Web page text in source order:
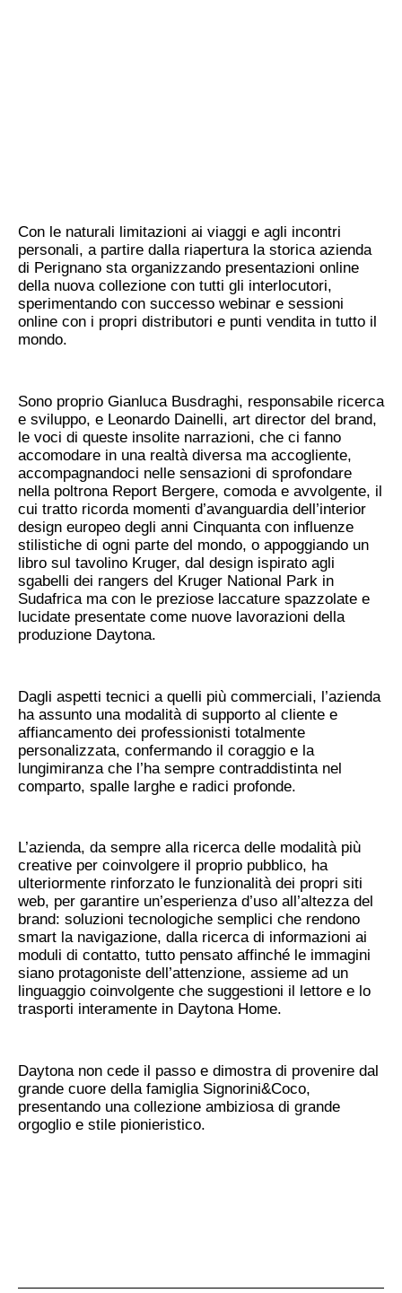
Con le naturali limitazioni ai viaggi e agli incontri
personali, a partire dalla riapertura la storica azienda
di Perignano sta organizzando presentazioni online
della nuova collezione con tutti gli interlocutori,
sperimentando con successo webinar e sessioni
online con i propri distributori e punti vendita in tutto il
mondo.
Sono proprio Gianluca Busdraghi, responsabile ricerca
e sviluppo, e Leonardo Dainelli, art director del brand,
le voci di queste insolite narrazioni, che ci fanno
accomodare in una realtà diversa ma accogliente,
accompagnandoci nelle sensazioni di sprofondare
nella poltrona Report Bergere, comoda e avvolgente, il
cui tratto ricorda momenti d’avanguardia dell’interior
design europeo degli anni Cinquanta con influenze
stilistiche di ogni parte del mondo, o appoggiando un
libro sul tavolino Kruger, dal design ispirato agli
sgabelli dei rangers del Kruger National Park in
Sudafrica ma con le preziose laccature spazzolate e
lucidate presentate come nuove lavorazioni della
produzione Daytona.
Dagli aspetti tecnici a quelli più commerciali, l’azienda
ha assunto una modalità di supporto al cliente e
affiancamento dei professionisti totalmente
personalizzata, confermando il coraggio e la
lungimiranza che l’ha sempre contraddistinta nel
comparto, spalle larghe e radici profonde.
L’azienda, da sempre alla ricerca delle modalità più
creative per coinvolgere il proprio pubblico, ha
ulteriormente rinforzato le funzionalità dei propri siti
web, per garantire un’esperienza d’uso all’altezza del
brand: soluzioni tecnologiche semplici che rendono
smart la navigazione, dalla ricerca di informazioni ai
moduli di contatto, tutto pensato affinché le immagini
siano protagoniste dell’attenzione, assieme ad un
linguaggio coinvolgente che suggestioni il lettore e lo
trasporti interamente in Daytona Home.
Daytona non cede il passo e dimostra di provenire dal
grande cuore della famiglia Signorini&Coco,
presentando una collezione ambiziosa di grande
orgoglio e stile pionieristico.